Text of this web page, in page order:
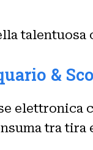
talentuosa
&
elettronica
tra